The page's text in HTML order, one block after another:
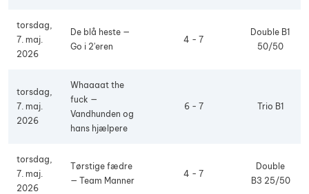
torsdag,
7. maj.
2026
De blå heste —
Go i 2'eren
4 - 7
Double B1
50/50
torsdag,
7. maj.
2026
Whaaaat the
fuck —
Vandhunden og
hans hjælpere
6 - 7 Trio B1
torsdag,
7. maj.
2026
Tørstige fædre
— Team Manner
4 - 7
Double
B3 25/50